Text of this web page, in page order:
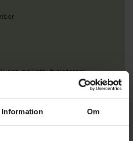
Information Om
och palliativ fysioterapi